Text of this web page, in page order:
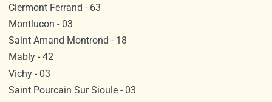
Clermont Ferrand - 63
Montlucon - 03
Saint Amand Montrond - 18
Mably - 42
Vichy - 03
Saint Pourcain Sur Sioule - 03